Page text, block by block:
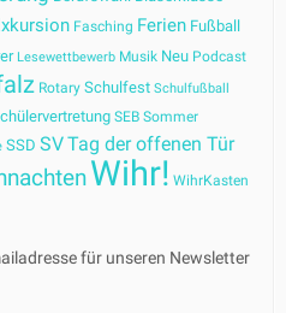
Fasching Ferien Fußball
Lesewettbewerb Musik Neu Podcast
Rotary Schulfest Schulfußball
SEB Sommer
SSD SVTag der offenen Tür
Wihr! WihrKasten
für unseren Newsletter